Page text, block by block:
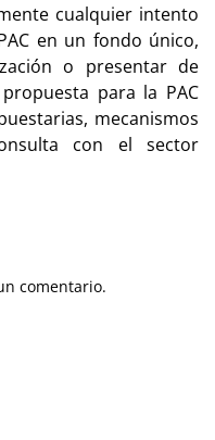
cualquier intento
en un fondo único,
o presentar de
para la PAC
mecanismos
con el sector
comentario.